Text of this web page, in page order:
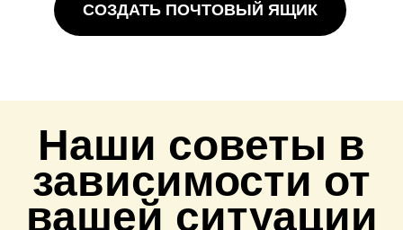
СОЗДАТЬ ПОЧТОВЫЙ ЯЩИК
Наши советы в
зависимости от
вашей ситуации